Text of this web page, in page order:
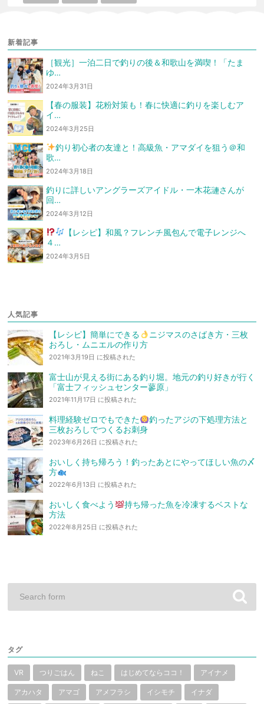
新着記事
［観光］一泊二日で釣りの後＆和歌山を満喫！「たま
ゆ…
2024年3月31日
【春の服装】花粉対策も！春に快適に釣りを楽しむア
イ…
2024年3月25日
釣り初心者の友達と！高級魚・アマダイを狙う ＠和
歌…
2024年3月18日
釣りに詳しいアングラーズアイドル・一木花漣さんが
回…
2024年3月12日
【レシピ】和風？フレンチ風包んで電子レンジへ
４…
2024年3月5日
人気記事
【レシピ】簡単にできる
ニジマスのさばき方・三枚
おろし・ムニエルの作り方
2021年3月19日 に投稿された
富士山が見える街にある釣り堀。地元の釣り好きが行く
「富士フィッシュセンター蓼原」
2021年11月17日 に投稿された
料理経験ゼロでもできた
釣ったアジの下処理方法と
三枚おろしでつくるお刺身
2023年6月26日 に投稿された
おいしく持ち帰ろう！釣ったあとにやってほしい魚の〆
方
2022年6月13日 に投稿された
おいしく食べよう
持ち帰った魚を冷凍するベストな
方法
2022年8月25日 に投稿された
タグ
VR つりごはん ねこ はじめてならココ！ アイナメ
アカハタ アマゴ アメフラシ イシモチ イナダ